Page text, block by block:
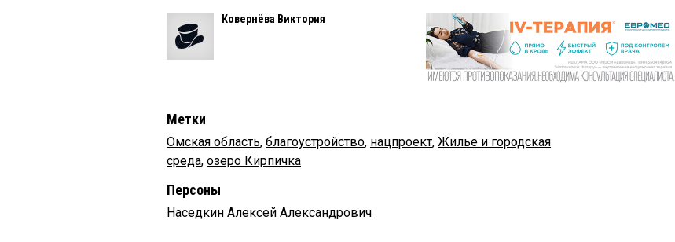
Ковернёва Виктория
Метки
Омская область, благоустройство, нацпроект, Жилье и городская
среда, озеро Кирпичка
Персоны
Наседкин Алексей Александрович